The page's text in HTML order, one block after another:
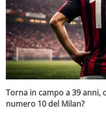
Torna in campo a 39 anni,
numero 10 del Milan?